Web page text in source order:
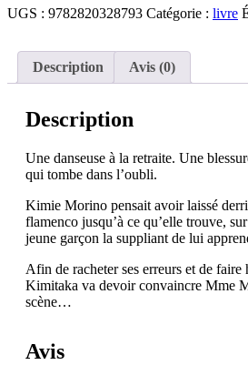
chant
rouges,
tome
UGS : 9782820328793 Catégorie : livre
Description Avis (0)
Description
Une danseuse à la retraite. Une
qui tombe dans l’oubli.
Kimie Morino pensait avoir laissé
flamenco jusqu’à ce qu’elle trouve,
jeune garçon la suppliant de lui
Afin de racheter ses erreurs et de faire
Kimitaka va devoir convaincre Mme
scène…
Avis